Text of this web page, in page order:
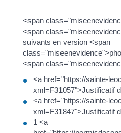
<span
<span
suivants en version <span
<span
<a href="https://sainte-
xml=F31057">Justificatif
<a href="https://sainte-
xml=F31847">Justificatif
1 <a